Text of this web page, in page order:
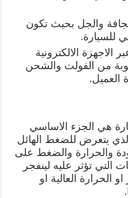
والجل بحيث تكون
للسيارة.
الاجهزة الالكترونية
من الفولت والشحن
العميل.
هي الجزء الاساسي
يتعرض للضغط الهائل
والحرارة والضغط على
التي تؤثر عليه لينفجر
الحرارة العالية او